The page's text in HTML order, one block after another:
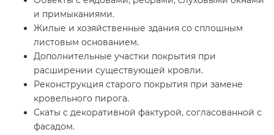
и примыканиями.
Жилые и хозяйственные здания со сплошным
листовым основанием.
Дополнительные участки покрытия при
расширении существующей кровли.
Реконструкция старого покрытия при замене
кровельного пирога.
Скаты с декоративной фактурой, согласованной с
фасадом.